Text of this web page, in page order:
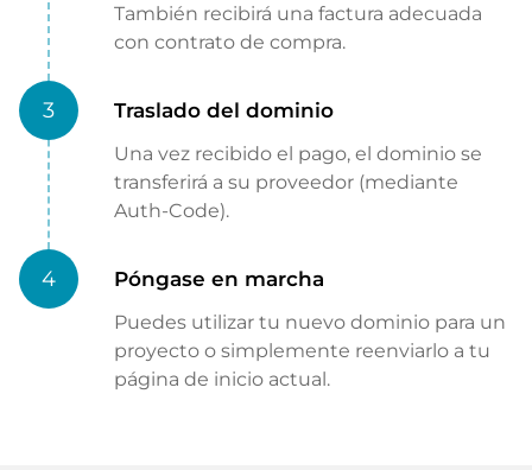
También recibirá una factura adecuada
con contrato de compra.
3 Traslado del dominio
Una vez recibido el pago, el dominio se
transferirá a su proveedor (mediante
Auth-Code).
4 Póngase en marcha
Puedes utilizar tu nuevo dominio para un
proyecto o simplemente reenviarlo a tu
página de inicio actual.